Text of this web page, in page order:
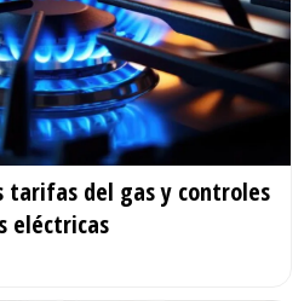
tarifas del gas y controles
eléctricas